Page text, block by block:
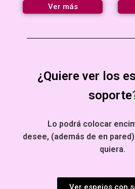
Ver más
¿Quiere ver los
soporte
Lo podrá colocar
desee, (además de en pared)
quiera.
Ver espejos con